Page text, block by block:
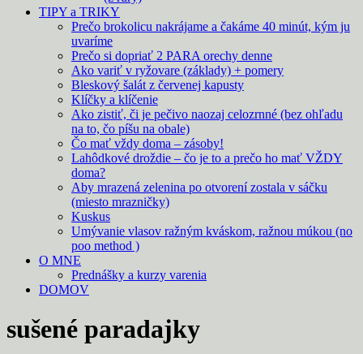
TIPY a TRIKY
Prečo brokolicu nakrájame a čakáme 40 minút, kým ju
uvaríme
Prečo si dopriať 2 PARA orechy denne
Ako variť v ryžovare (základy) + pomery
Bleskový šalát z červenej kapusty
Klíčky a klíčenie
Ako zistiť, či je pečivo naozaj celozrnné (bez ohľadu
na to, čo píšu na obale)
Čo mať vždy doma – zásoby!
Lahôdkové droždie – čo je to a prečo ho mať VŽDY
doma?
Aby mrazená zelenina po otvorení zostala v sáčku
(miesto mrazničky)
Kuskus
Umývanie vlasov ražným kváskom, ražnou múkou (no
poo method )
O MNE
Prednášky a kurzy varenia
DOMOV
sušené paradajky